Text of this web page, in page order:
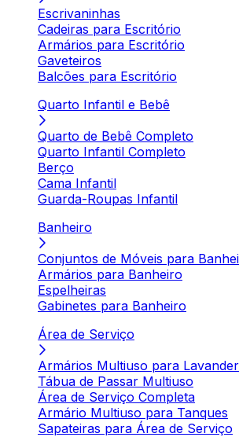
Escrivaninhas
Cadeiras para Escritório
Armários para Escritório
Gaveteiros
Balcões para Escritório
Quarto Infantil e Bebê
Quarto de Bebê Completo
Quarto Infantil Completo
Berço
Cama Infantil
Guarda-Roupas Infantil
Banheiro
Conjuntos de Móveis para
Armários para Banheiro
Espelheiras
Gabinetes para Banheiro
Área de Serviço
Armários Multiuso para
Tábua de Passar Multiuso
Área de Serviço Completa
Armário Multiuso para Tanques
Sapateiras para Área de Serviço